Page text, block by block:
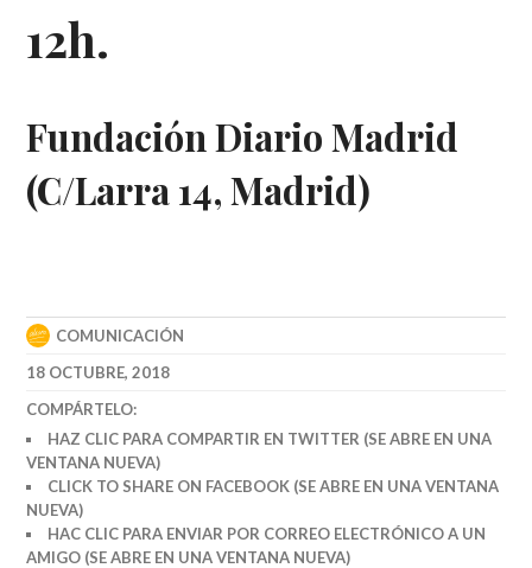
12h.
Fundación Diario Madrid
(C/Larra 14, Madrid)
COMUNICACIÓN
18 OCTUBRE, 2018
COMPÁRTELO:
HAZ CLIC PARA COMPARTIR EN TWITTER (SE ABRE EN UNA
VENTANA NUEVA)
CLICK TO SHARE ON FACEBOOK (SE ABRE EN UNA VENTANA
NUEVA)
HAC CLIC PARA ENVIAR POR CORREO ELECTRÓNICO A UN
AMIGO (SE ABRE EN UNA VENTANA NUEVA)